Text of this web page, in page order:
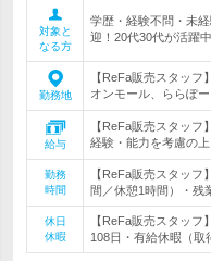
対象と
なる方
学歴・経験不問・未
迎！20代30代が活躍中
勤務地
【ReFa販売スタッ
オンモール、ららぽ
給与
【ReFa販売スタッフ
経験・能力を考慮の
勤務
時間
【ReFa販売スタッ
間／休憩1時間）・残
休日
休暇
【ReFa販売スタッ
108日・有給休暇（取